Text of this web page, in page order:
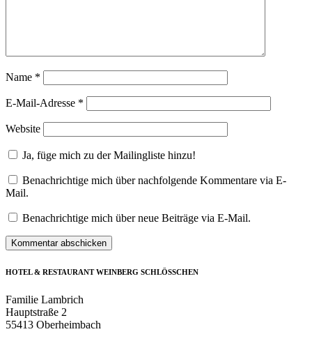
Name *
E-Mail-Adresse *
Website
Ja, füge mich zu der Mailingliste hinzu!
Benachrichtige mich über nachfolgende Kommentare via E-
Mail.
Benachrichtige mich über neue Beiträge via E-Mail.
HOTEL & RESTAURANT WEINBERG SCHLÖSSCHEN
Familie Lambrich
Hauptstraße 2
55413 Oberheimbach